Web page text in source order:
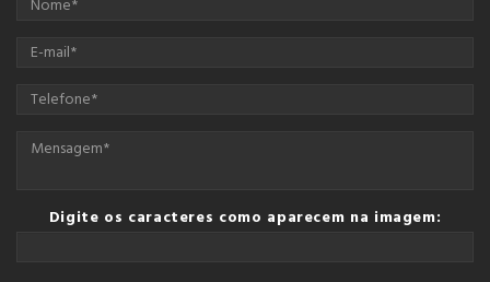
Digite os caracteres como aparecem na imagem: